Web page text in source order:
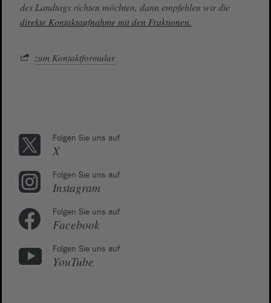
des Landtags richten möchten, dann empfehlen wir die
direkte Kontaktaufnahme mit den Fraktionen.
zum Kontaktformular
Folgen Sie uns auf
X
Folgen Sie uns auf
Instagram
Folgen Sie uns auf
Facebook
Folgen Sie uns auf
YouTube